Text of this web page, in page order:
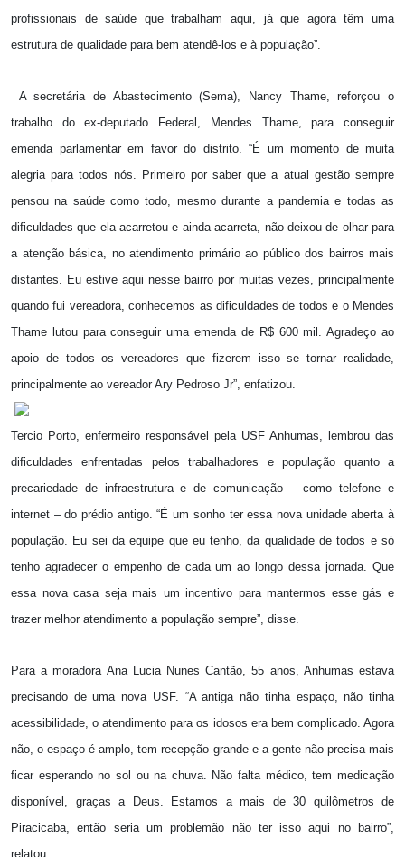
profissionais de saúde que trabalham aqui, já que agora têm uma
estrutura de qualidade para bem atendê-los e à população”.
A secretária de Abastecimento (Sema), Nancy Thame, reforçou o
trabalho do ex-deputado Federal, Mendes Thame, para conseguir
emenda parlamentar em favor do distrito. “É um momento de muita
alegria para todos nós. Primeiro por saber que a atual gestão sempre
pensou na saúde como todo, mesmo durante a pandemia e todas as
dificuldades que ela acarretou e ainda acarreta, não deixou de olhar para
a atenção básica, no atendimento primário ao público dos bairros mais
distantes. Eu estive aqui nesse bairro por muitas vezes, principalmente
quando fui vereadora, conhecemos as dificuldades de todos e o Mendes
Thame lutou para conseguir uma emenda de R$ 600 mil. Agradeço ao
apoio de todos os vereadores que fizerem isso se tornar realidade,
principalmente ao vereador Ary Pedroso Jr”, enfatizou.
Tercio Porto, enfermeiro responsável pela USF Anhumas, lembrou das
dificuldades enfrentadas pelos trabalhadores e população quanto a
precariedade de infraestrutura e de comunicação – como telefone e
internet – do prédio antigo. “É um sonho ter essa nova unidade aberta à
população. Eu sei da equipe que eu tenho, da qualidade de todos e só
tenho agradecer o empenho de cada um ao longo dessa jornada. Que
essa nova casa seja mais um incentivo para mantermos esse gás e
trazer melhor atendimento a população sempre”, disse.
Para a moradora Ana Lucia Nunes Cantão, 55 anos, Anhumas estava
precisando de uma nova USF. “A antiga não tinha espaço, não tinha
acessibilidade, o atendimento para os idosos era bem complicado. Agora
não, o espaço é amplo, tem recepção grande e a gente não precisa mais
ficar esperando no sol ou na chuva. Não falta médico, tem medicação
disponível, graças a Deus. Estamos a mais de 30 quilômetros de
Piracicaba, então seria um problemão não ter isso aqui no bairro”,
relatou.